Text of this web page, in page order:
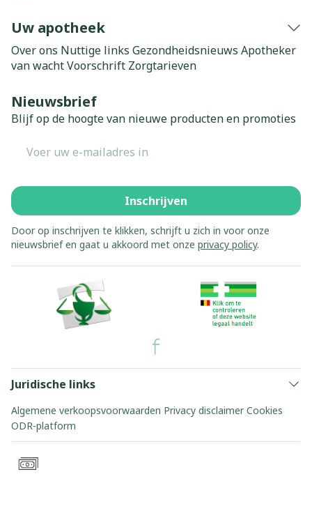
Uw apotheek
Over ons Nuttige links Gezondheidsnieuws Apotheker
van wachtVoorschrift Zorgtarieven
Nieuwsbrief
Blijf op de hoogte van nieuwe producten en promoties
Inschrijven
Door op inschrijven te klikken, schrijft u zich in voor onze
nieuwsbrief en gaat u akkoord met onze privacy policy.
Juridische links
Algemene verkoopsvoorwaarden Privacy disclaimer Cookies
ODR-platform